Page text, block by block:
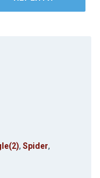
, Spider,